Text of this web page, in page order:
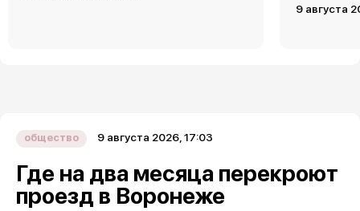
9 августа
общество 9 августа 2026, 17:03
Где на два месяца перекроют
проезд в Воронеже